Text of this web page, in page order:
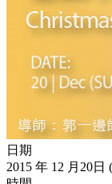
日期
2015 年 12 月20日